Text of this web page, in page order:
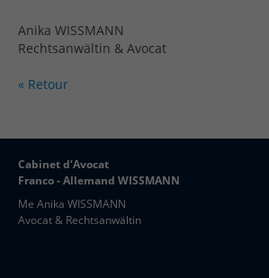
Anika WISSMANN
Rechtsanwältin & Avocat
« Retour
Cabinet d‘Avocat
Franco - Allemand WISSMANN
Me Anika WISSMANN
Avocat & Rechtsanwältin